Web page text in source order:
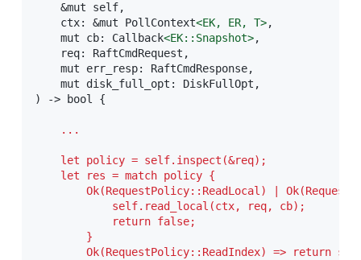
    &mut self,
    ctx: &mut PollContext
<EK, ER, T>,
    mut cb: Callback
<EK: :Snapshot>,
    req: RaftCmdRequest,
    mut err_resp: RaftCmdResponse,
    mut disk_full_opt: DiskFullOpt,
) -> bool {
    ...
    let policy = self.inspect(&req);
    let res = match policy {
Ok(RequestPolicy::ReadLocal) |
            self.read_local(ctx, req, cb);
            return false;
        }
Ok(RequestPolicy::ReadIndex) => return